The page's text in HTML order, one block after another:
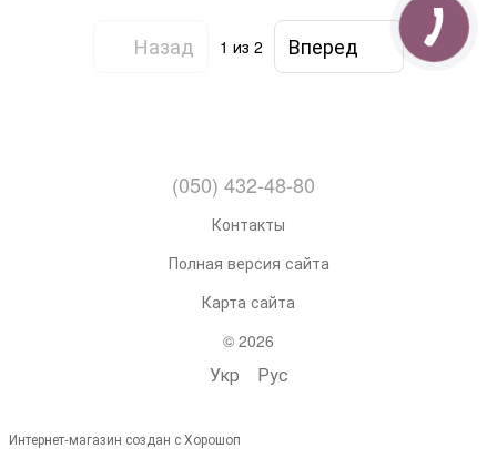
Назад 1 из 2 Вперед
(050) 432-48-80
Контакты
Полная версия сайта
Карта сайта
© 2026
Укр Рус
Интернет-магазин создан с Хорошоп